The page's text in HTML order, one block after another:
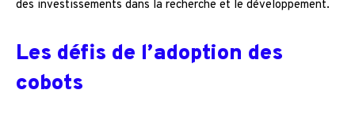
des investissements dans la recherche et le développement.
Les défis de l’adoption des
cobots